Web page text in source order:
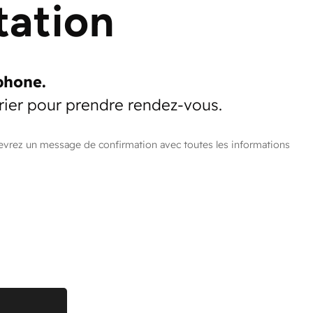
pour prendre rendez-vous.
un message de confirmation avec toutes les informations